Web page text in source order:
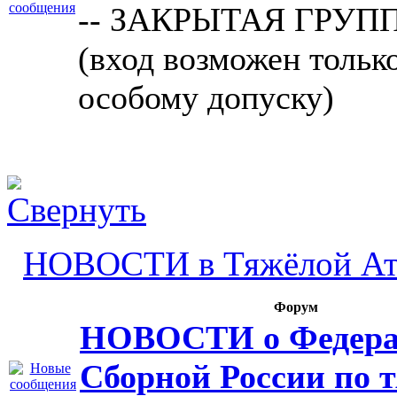
-- ЗАКРЫТАЯ
(вход возможен
особому допуску)
НОВОСТИ в Тяжёлой
Форум
НОВОСТИ о
Сборной России по